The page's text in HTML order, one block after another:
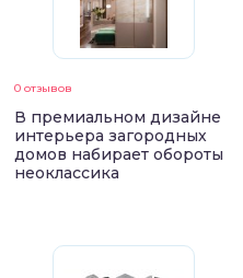
0 отзывов
В премиальном дизайне
интерьера загородных
домов набирает обороты
неоклассика